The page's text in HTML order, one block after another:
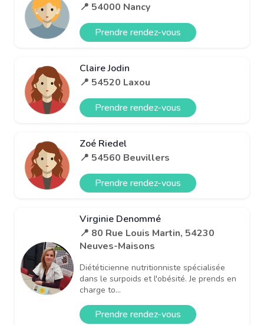
📍 54000 Nancy
Prendre rendez-vous
Claire Jodin
📍 54520 Laxou
Prendre rendez-vous
Zoé Riedel
📍 54560 Beuvillers
Prendre rendez-vous
Virginie Denommé
📍 80 Rue Louis Martin, 54230
Neuves-Maisons
Diététicienne nutritionniste spécialisée
dans le surpoids et l'obésité. Je prends en
charge to...
Prendre rendez-vous